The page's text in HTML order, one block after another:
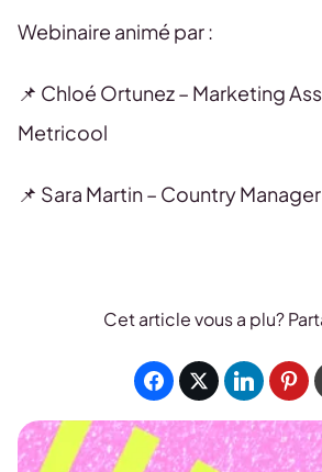
Webinaire animé par :
📌 Chloé Ortunez – Marketing
Metricool
📌 Sara Martin – Country
Cet article vous a plu?